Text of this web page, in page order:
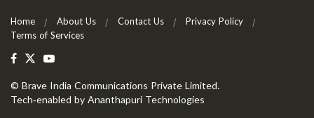
Home About Us Contact Us
Privacy Policy
Terms of Services
© Brave India Communications Private Limited.
Tech-enabled by Ananthapuri Technologies